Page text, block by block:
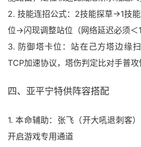
2. 技能连招公式：2技能探草→1技
位→闪现调整站位（网络延迟必须＜
3. 防御塔卡位：站在己方塔边缘
TCP加速协议，塔伤判定比对手普
四、亚平宁特供阵容搭配
1. 本命辅助：张飞（开大吼退刺客
开启游戏专用通道